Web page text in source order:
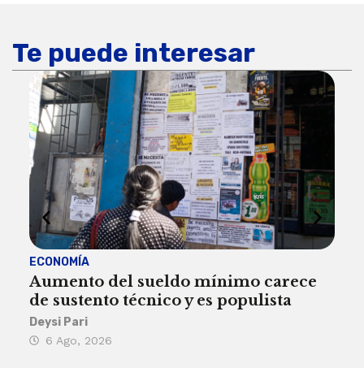
Te puede interesar
ECONOMÍA
Aumento del sueldo mínimo carece
de sustento técnico y es populista
Deysi Pari
6 Ago, 2026